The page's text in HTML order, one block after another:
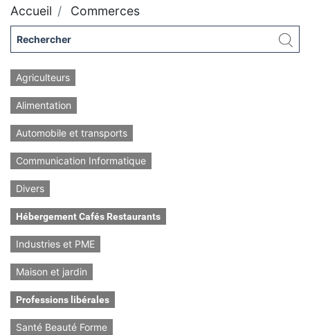
Accueil Commerces
Agriculteurs
Alimentation
Automobile et transports
Communication Informatique
Divers
Hébergement Cafés Restaurants
Industries et PME
Maison et jardin
Professions libérales
Santé Beauté Forme